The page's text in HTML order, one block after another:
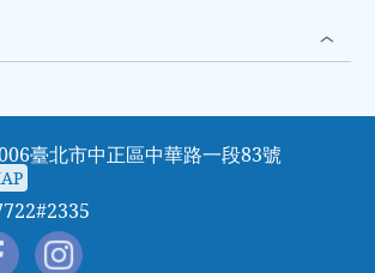
臺北市中正區中華路一段83號
MAP